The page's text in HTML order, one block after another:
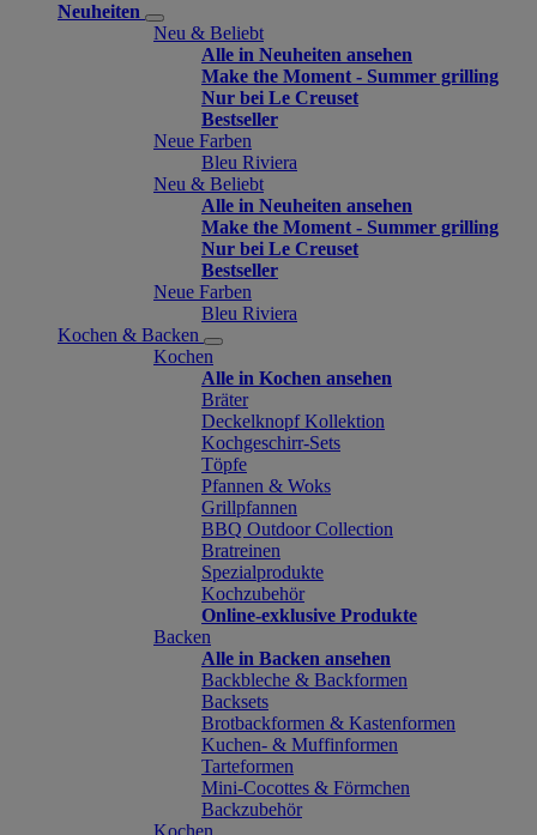
Neuheiten
Neu & Beliebt
Alle in Neuheiten ansehen
Make the Moment - Summer grilling
Nur bei Le Creuset
Bestseller
Neue Farben
Bleu Riviera
Neu & Beliebt
Alle in Neuheiten ansehen
Make the Moment - Summer grilling
Nur bei Le Creuset
Bestseller
Neue Farben
Bleu Riviera
Kochen & Backen
Kochen
Alle in Kochen ansehen
Bräter
Deckelknopf Kollektion
Kochgeschirr-Sets
Töpfe
Pfannen & Woks
Grillpfannen
BBQ Outdoor Collection
Bratreinen
Spezialprodukte
Kochzubehör
Online-exklusive Produkte
Backen
Alle in Backen ansehen
Backbleche & Backformen
Backsets
Brotbackformen & Kastenformen
Kuchen- & Muffinformen
Tarteformen
Mini-Cocottes & Förmchen
Backzubehör
Kochen